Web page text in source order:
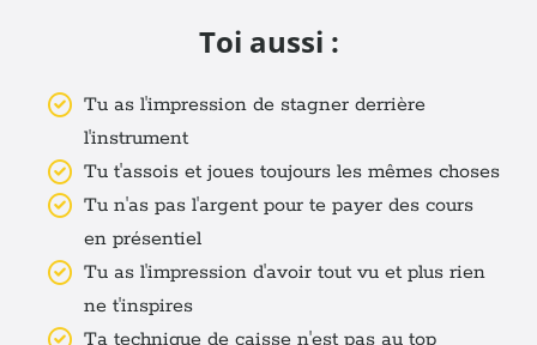
Toi aussi :
Tu as l'impression de stagner derrière
l'instrument
Tu t'assois et joues toujours les mêmes choses
Tu n'as pas l'argent pour te payer des cours
en présentiel
Tu as l'impression d'avoir tout vu et plus rien
ne t'inspires
Ta technique de caisse n'est pas au top